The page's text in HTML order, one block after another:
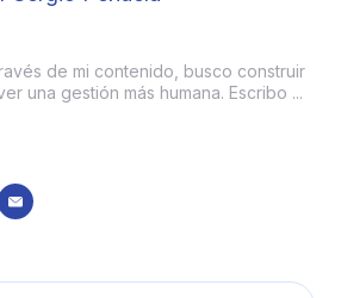
de mi contenido, busco construir
una gestión más humana. Escribo ...